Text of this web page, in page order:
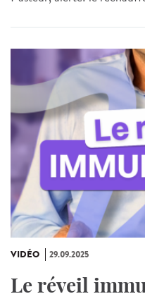
VIDÉO 29.09.2025
Le réveil